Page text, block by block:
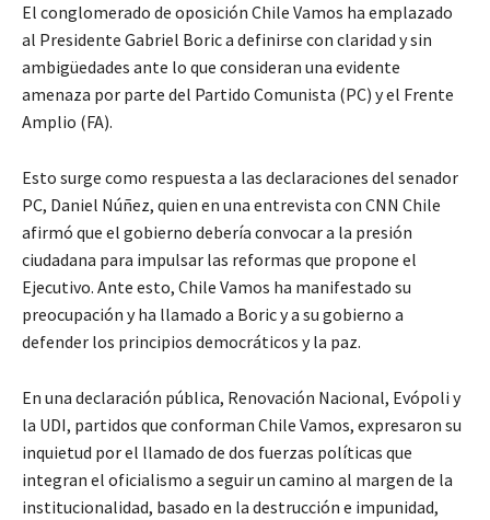
El conglomerado de oposición Chile Vamos ha emplazado
al Presidente Gabriel Boric a definirse con claridad y sin
ambigüedades ante lo que consideran una evidente
amenaza por parte del Partido Comunista (PC) y el Frente
Amplio (FA).
Esto surge como respuesta a las declaraciones del senador
PC, Daniel Núñez, quien en una entrevista con CNN Chile
afirmó que el gobierno debería convocar a la presión
ciudadana para impulsar las reformas que propone el
Ejecutivo. Ante esto, Chile Vamos ha manifestado su
preocupación y ha llamado a Boric y a su gobierno a
defender los principios democráticos y la paz.
En una declaración pública, Renovación Nacional, Evópoli y
la UDI, partidos que conforman Chile Vamos, expresaron su
inquietud por el llamado de dos fuerzas políticas que
integran el oficialismo a seguir un camino al margen de la
institucionalidad, basado en la destrucción e impunidad,